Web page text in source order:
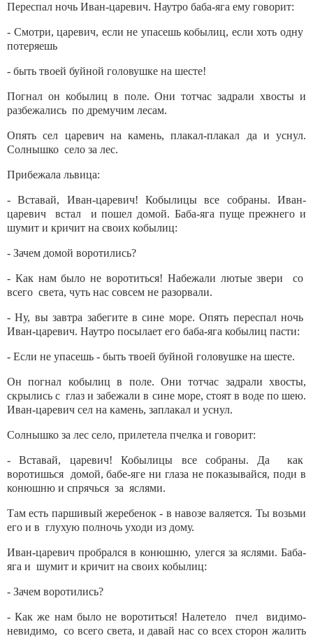
Переспал ночь Иван-царевич. Наутро баба-яга ему говорит:
- Смотри, царевич, если не упасешь кобылиц, если хоть одну
потеряешь
- быть твоей буйной головушке на шесте!
Погнал он кобылиц в поле. Они тотчас задрали хвосты и
разбежались по дремучим лесам.
Опять сел царевич на камень, плакал-плакал да и уснул.
Солнышко село за лес.
Прибежала львица:
- Вставай, Иван-царевич! Кобылицы все собраны. Иван-
царевич встал и пошел домой. Баба-яга пуще прежнего и
шумит и кричит на своих кобылиц:
- Зачем домой воротились?
- Как нам было не воротиться! Набежали лютые звери со
всего света, чуть нас совсем не разорвали.
- Ну, вы завтра забегите в сине море. Опять переспал ночь
Иван-царевич. Наутро посылает его баба-яга кобылиц пасти:
- Если не упасешь - быть твоей буйной головушке на шесте.
Он погнал кобылиц в поле. Они тотчас задрали хвосты,
скрылись с глаз и забежали в сине море, стоят в воде по шею.
Иван-царевич сел на камень, заплакал и уснул.
Солнышко за лес село, прилетела пчелка и говорит:
- Вставай, царевич! Кобылицы все собраны. Да как
воротишься домой, бабе-яге ни глаза не показывайся, поди в
конюшню и спрячься за яслями.
Там есть паршивый жеребенок - в навозе валяется. Ты возьми
его и в глухую полночь уходи из дому.
Иван-царевич пробрался в конюшню, улегся за яслями. Баба-
яга и шумит и кричит на своих кобылиц:
- Зачем воротились?
- Как же нам было не воротиться! Налетело пчел видимо-
невидимо, со всего света, и давай нас со всех сторон жалить